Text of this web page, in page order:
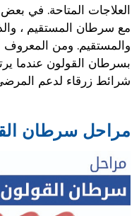
العلاجات المتاحة. في
مع سرطان المستقيم ،
والمستقيم. ومن
بسرطان القولون عندما
شرائط زرقاء لدعم
مراحل سرطان